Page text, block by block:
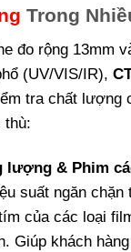
Trong
đo rộng 13mm
(UV/VIS/IR),
tra chất lượng
thù:
lượng & Phim
suất ngăn chặn
của các loại
Giúp khách